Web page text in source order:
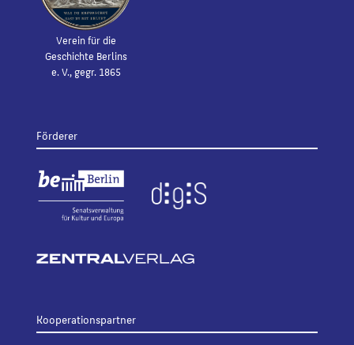
Verein für die
Geschichte Berlins
e. V., gegr. 1865
Förderer
Kooperationspartner